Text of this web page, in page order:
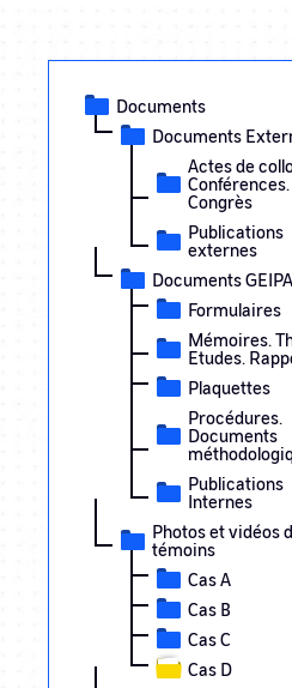
Documents
Documents
Actes de
Conférences.
Congrès
Publications
externes
Documents
Formulaires
Mémoires.
Etudes.
Plaquettes
Procédures.
Documents
Publications
Internes
Photos et vidéos
témoins
Cas A
Cas B
Cas C
Cas D